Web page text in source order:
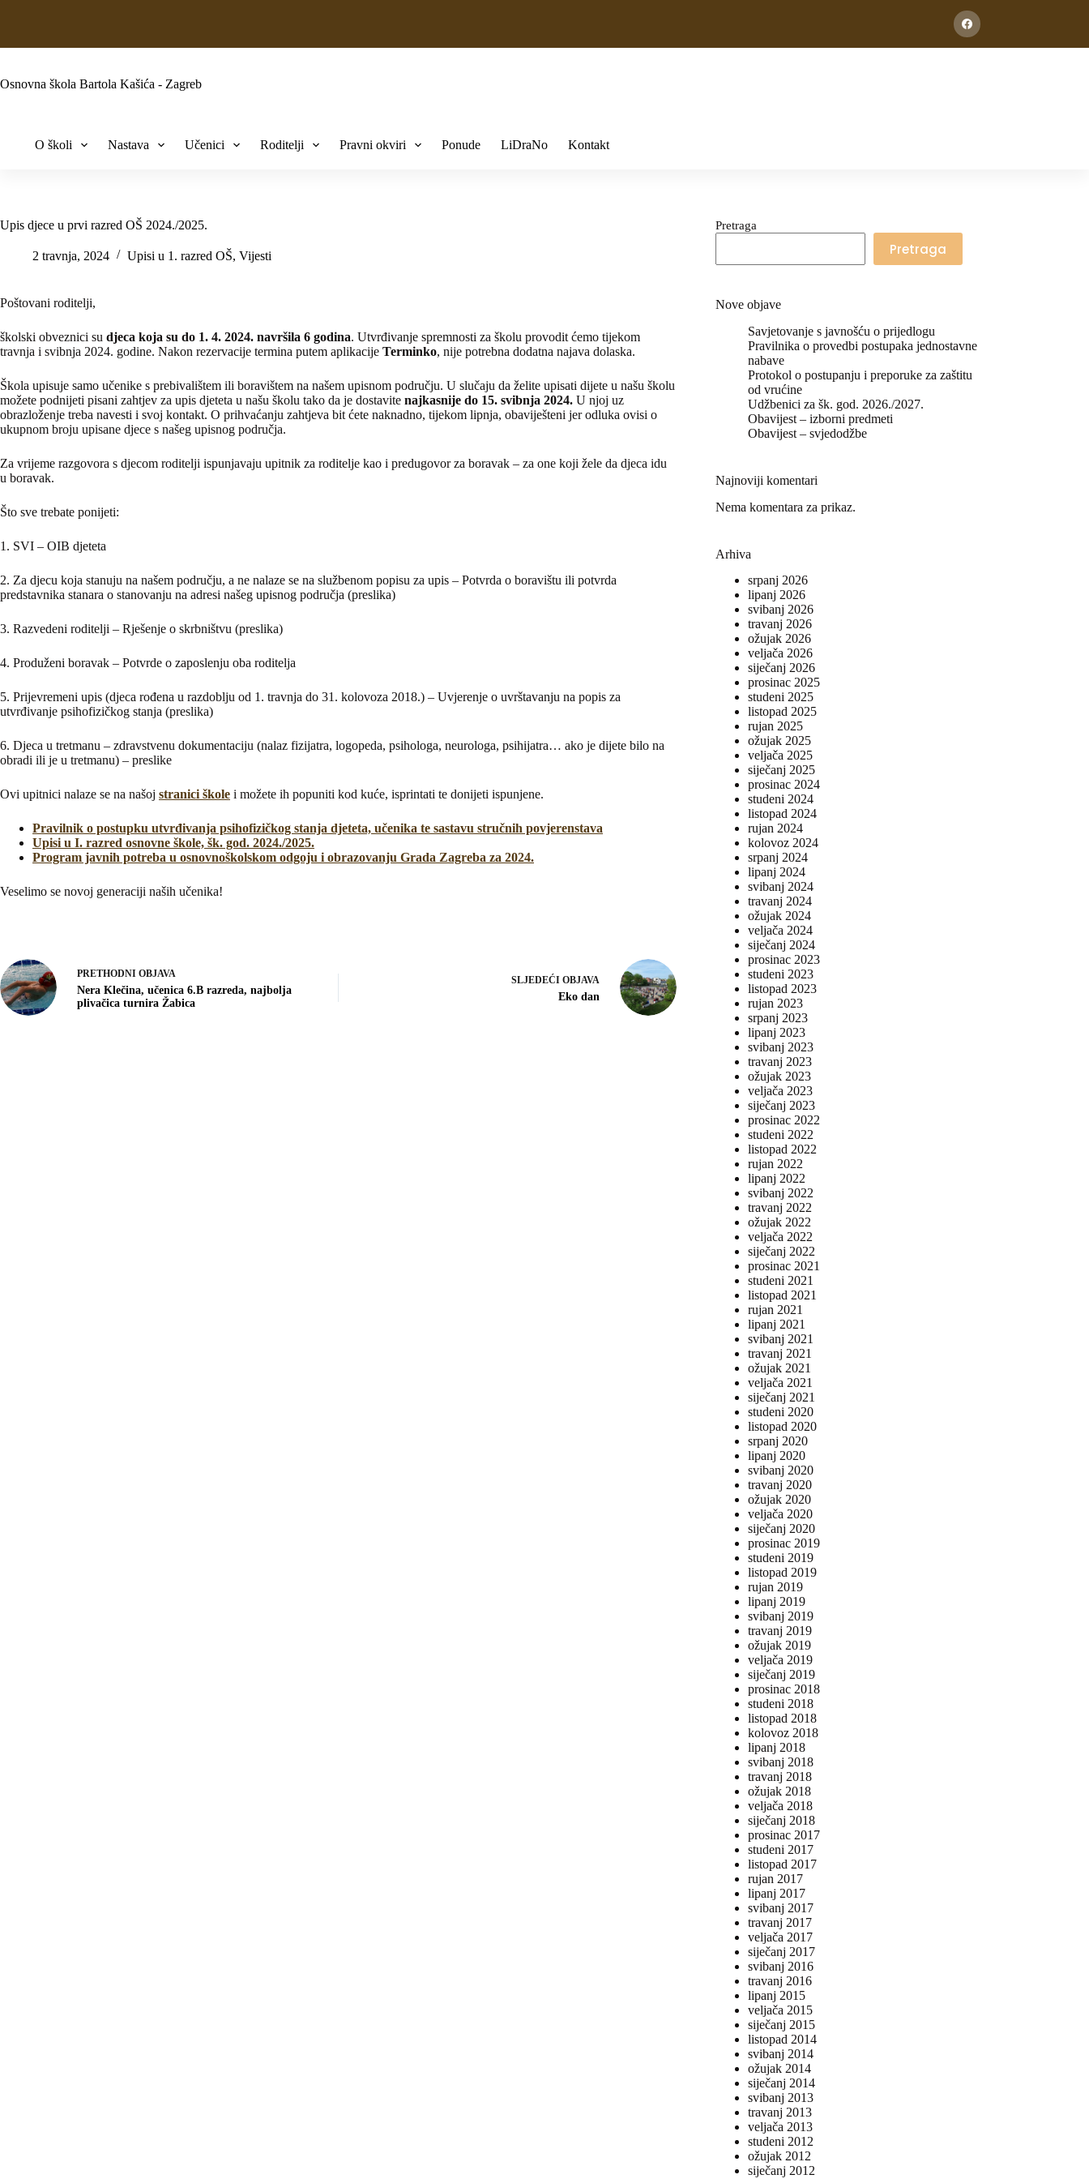
Osnovna škola Bartola Kašića - Zagreb
O školi Nastava Učenici Roditelji Pravni okviri Ponude LiDraNo Kontakt
Upis djece u prvi razred OŠ 2024./2025.
2 travnja, 2024 Upisi u 1. razred OŠ, Vijesti
Poštovani roditelji,
školski obveznici su djeca koja su do 1. 4. 2024. navršila 6 godina. Utvrđivanje spremnosti za školu provodit ćemo tijekom
travnja i svibnja 2024. godine. Nakon rezervacije termina putem aplikacije Terminko, nije potrebna dodatna najava dolaska.
Škola upisuje samo učenike s prebivalištem ili boravištem na našem upisnom području. U slučaju da želite upisati dijete u našu školu
možete podnijeti pisani zahtjev za upis djeteta u našu školu tako da je dostavite najkasnije do 15. svibnja 2024. U njoj uz
obrazloženje treba navesti i svoj kontakt. O prihvaćanju zahtjeva bit ćete naknadno, tijekom lipnja, obaviješteni jer odluka ovisi o
ukupnom broju upisane djece s našeg upisnog područja.
Za vrijeme razgovora s djecom roditelji ispunjavaju upitnik za roditelje kao i predugovor za boravak – za one koji žele da djeca idu
u boravak.
Što sve trebate ponijeti:
1. SVI – OIB djeteta
2. Za djecu koja stanuju na našem području, a ne nalaze se na službenom popisu za upis – Potvrda o boravištu ili potvrda
predstavnika stanara o stanovanju na adresi našeg upisnog područja (preslika)
3. Razvedeni roditelji – Rješenje o skrbništvu (preslika)
4. Produženi boravak – Potvrde o zaposlenju oba roditelja
5. Prijevremeni upis (djeca rođena u razdoblju od 1. travnja do 31. kolovoza 2018.) – Uvjerenje o uvrštavanju na popis za
utvrđivanje psihofizičkog stanja (preslika)
6. Djeca u tretmanu – zdravstvenu dokumentaciju (nalaz fizijatra, logopeda, psihologa, neurologa, psihijatra… ako je dijete bilo na
obradi ili je u tretmanu) – preslike
Ovi upitnici nalaze se na našoj stranici škole i možete ih popuniti kod kuće, isprintati te donijeti ispunjene.
Pravilnik o postupku utvrđivanja psihofizičkog stanja djeteta, učenika te sastavu stručnih povjerenstava
Upisi u I. razred osnovne škole, šk. god. 2024./2025.
Program javnih potreba u osnovnoškolskom odgoju i obrazovanju Grada Zagreba za 2024.
Veselimo se novoj generaciji naših učenika!
PRETHODNI OBJAVA
Nera Klečina, učenica 6.B razreda, najbolja
plivačica turnira Žabica
SLJEDEĆI OBJAVA
Eko dan
Pretraga
Pretraga
Nove objave
Savjetovanje s javnošću o prijedlogu
Pravilnika o provedbi postupaka jednostavne
nabave
Protokol o postupanju i preporuke za zaštitu
od vrućine
Udžbenici za šk. god. 2026./2027.
Obavijest – izborni predmeti
Obavijest – svjedodžbe
Najnoviji komentari
Nema komentara za prikaz.
Arhiva
srpanj 2026
lipanj 2026
svibanj 2026
travanj 2026
ožujak 2026
veljača 2026
siječanj 2026
prosinac 2025
studeni 2025
listopad 2025
rujan 2025
ožujak 2025
veljača 2025
siječanj 2025
prosinac 2024
studeni 2024
listopad 2024
rujan 2024
kolovoz 2024
srpanj 2024
lipanj 2024
svibanj 2024
travanj 2024
ožujak 2024
veljača 2024
siječanj 2024
prosinac 2023
studeni 2023
listopad 2023
rujan 2023
srpanj 2023
lipanj 2023
svibanj 2023
travanj 2023
ožujak 2023
veljača 2023
siječanj 2023
prosinac 2022
studeni 2022
listopad 2022
rujan 2022
lipanj 2022
svibanj 2022
travanj 2022
ožujak 2022
veljača 2022
siječanj 2022
prosinac 2021
studeni 2021
listopad 2021
rujan 2021
lipanj 2021
svibanj 2021
travanj 2021
ožujak 2021
veljača 2021
siječanj 2021
studeni 2020
listopad 2020
srpanj 2020
lipanj 2020
svibanj 2020
travanj 2020
ožujak 2020
veljača 2020
siječanj 2020
prosinac 2019
studeni 2019
listopad 2019
rujan 2019
lipanj 2019
svibanj 2019
travanj 2019
ožujak 2019
veljača 2019
siječanj 2019
prosinac 2018
studeni 2018
listopad 2018
kolovoz 2018
lipanj 2018
svibanj 2018
travanj 2018
ožujak 2018
veljača 2018
siječanj 2018
prosinac 2017
studeni 2017
listopad 2017
rujan 2017
lipanj 2017
svibanj 2017
travanj 2017
veljača 2017
siječanj 2017
svibanj 2016
travanj 2016
lipanj 2015
veljača 2015
siječanj 2015
listopad 2014
svibanj 2014
ožujak 2014
siječanj 2014
svibanj 2013
travanj 2013
veljača 2013
studeni 2012
ožujak 2012
siječanj 2012